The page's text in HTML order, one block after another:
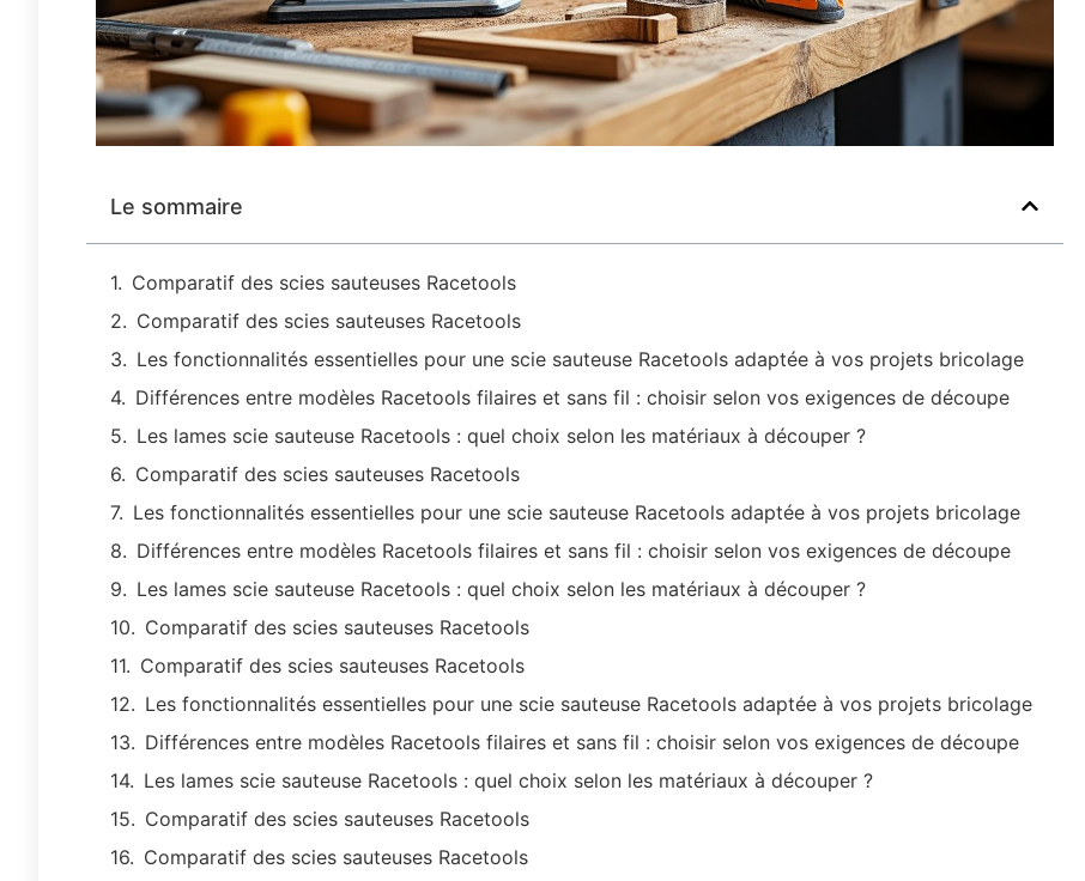
Le sommaire
Comparatif des scies sauteuses Racetools
Comparatif des scies sauteuses Racetools
Les fonctionnalités essentielles pour une scie sauteuse Racetools adaptée à vos projets bricolage
Différences entre modèles Racetools filaires et sans fil : choisir selon vos exigences de découpe
Les lames scie sauteuse Racetools : quel choix selon les matériaux à découper ?
Comparatif des scies sauteuses Racetools
Les fonctionnalités essentielles pour une scie sauteuse Racetools adaptée à vos projets bricolage
Différences entre modèles Racetools filaires et sans fil : choisir selon vos exigences de découpe
Les lames scie sauteuse Racetools : quel choix selon les matériaux à découper ?
Comparatif des scies sauteuses Racetools
Comparatif des scies sauteuses Racetools
Les fonctionnalités essentielles pour une scie sauteuse Racetools adaptée à vos projets bricolage
Différences entre modèles Racetools filaires et sans fil : choisir selon vos exigences de découpe
Les lames scie sauteuse Racetools : quel choix selon les matériaux à découper ?
Comparatif des scies sauteuses Racetools
Comparatif des scies sauteuses Racetools